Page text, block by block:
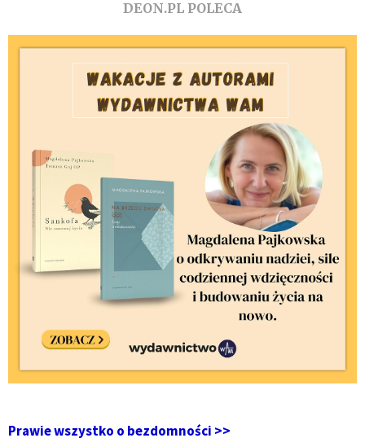
DEON.PL POLECA
Prawie wszystko o bezdomności >>